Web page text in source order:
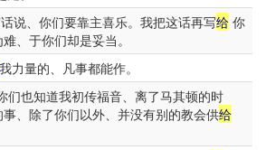
说、你们要靠主喜乐。我把这话再写给 你
、于你们却是妥当。
我力量的、凡事都能作。
们也知道我初传福音、离了马其顿的时
、除了你们以外、并没有别的教会供给